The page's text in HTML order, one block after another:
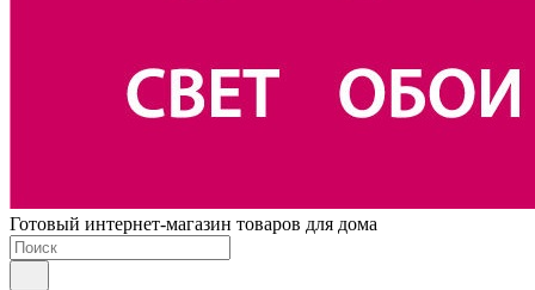
Готовый интернет-магазин товаров для дома